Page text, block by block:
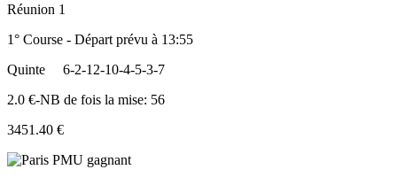
Réunion 1
1° Course - Départ prévu à 13:55
Quinte
6-2-12-10-4-5-3-7
2.0 €-NB de fois la mise: 56
3451.40 €